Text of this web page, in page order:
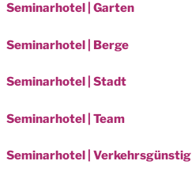
Seminarhotel | Garten
Seminarhotel | Berge
Seminarhotel | Stadt
Seminarhotel | Team
Seminarhotel | Verkehrsgünstig